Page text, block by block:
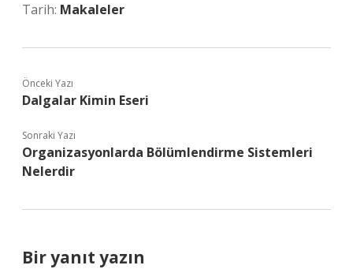
Tarih: Makaleler
Önceki Yazı
Dalgalar Kimin Eseri
Sonraki Yazı
Organizasyonlarda Bölümlendirme Sistemleri
Nelerdir
Bir yanıt yazın